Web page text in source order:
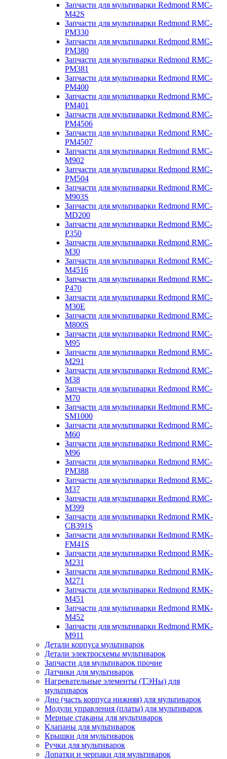
Запчасти для мультиварки Redmond RMC-
M42S
Запчасти для мультиварки Redmond RMC-
PM330
Запчасти для мультиварки Redmond RMC-
PM380
Запчасти для мультиварки Redmond RMC-
PM381
Запчасти для мультиварки Redmond RMC-
PM400
Запчасти для мультиварки Redmond RMC-
PM401
Запчасти для мультиварки Redmond RMC-
PM4506
Запчасти для мультиварки Redmond RMC-
PM4507
Запчасти для мультиварки Redmond RMC-
M902
Запчасти для мультиварки Redmond RMC-
PM504
Запчасти для мультиварки Redmond RMC-
M903S
Запчасти для мультиварки Redmond RMC-
MD200
Запчасти для мультиварки Redmond RMC-
P350
Запчасти для мультиварки Redmond RMC-
M30
Запчасти для мультиварки Redmond RMC-
M4516
Запчасти для мультиварки Redmond RMC-
P470
Запчасти для мультиварки Redmond RMC-
M30E
Запчасти для мультиварки Redmond RMC-
M800S
Запчасти для мультиварки Redmond RMC-
M95
Запчасти для мультиварки Redmond RMC-
M291
Запчасти для мультиварки Redmond RMC-
M38
Запчасти для мультиварки Redmond RMC-
M70
Запчасти для мультиварки Redmond RMC-
SM1000
Запчасти для мультиварки Redmond RMC-
M60
Запчасти для мультиварки Redmond RMC-
M96
Запчасти для мультиварки Redmond RMC-
PM388
Запчасти для мультиварки Redmond RMC-
M37
Запчасти для мультиварки Redmond RMC-
M399
Запчасти для мультиварки Redmond RMK-
CB391S
Запчасти для мультиварки Redmond RMK-
FM41S
Запчасти для мультиварки Redmond RMK-
M231
Запчасти для мультиварки Redmond RMK-
M271
Запчасти для мультиварки Redmond RMK-
M451
Запчасти для мультиварки Redmond RMK-
M452
Запчасти для мультиварки Redmond RMK-
M911
Детали корпуса мультиварок
Детали электросхемы мультиварок
Запчасти для мультиварок прочие
Датчики для мультиварок
Нагревательные элементы (ТЭНы) для
мультиварок
Дно (часть корпуса нижняя) для мультиварок
Модули управления (платы) для мультиварок
Мерные стаканы для мультиварок
Клапаны для мультиварок
Крышки для мультиварок
Ручки для мультиварок
Лопатки и черпаки для мультиварок